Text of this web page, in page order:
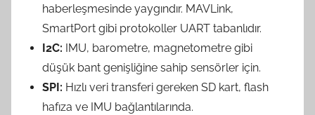
haberleşmesinde yaygındır. MAVLink,
SmartPort gibi protokoller UART tabanlıdır.
I2C: IMU, barometre, magnetometre gibi
düşük bant genişliğine sahip sensörler için.
SPI: Hızlı veri transferi gereken SD kart, flash
hafıza ve IMU bağlantılarında.